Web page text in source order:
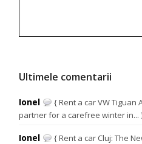
Ultimele comentarii
Ionel
{ Rent a car VW Tiguan
partner for a carefree winter in...
Ionel
{ Rent a car Cluj: The